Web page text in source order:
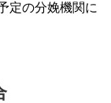
定の分娩機関に